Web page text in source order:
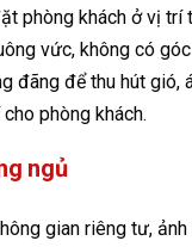
phòng khách ở vị trí
vức, không có
đãng để thu hút gió,
phòng khách.
ngủ
gian riêng tư,